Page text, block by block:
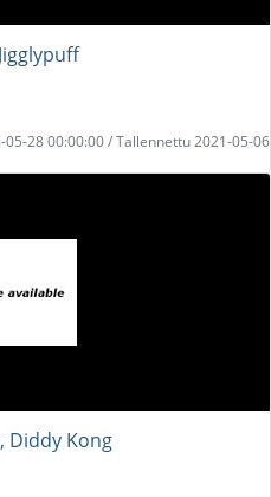
05-28 00:00:00 / Tallennettu 2021-05-06
Diddy Kong